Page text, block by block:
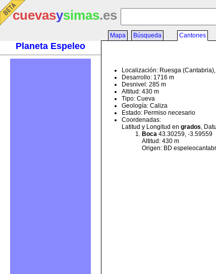
cuevasysimas.es
Planeta Espeleo
Mapa Búsqueda Cantones
Localización: Ruesga
Desarrollo: 1716 m
Desnivel: 285 m
Altitud: 430 m
Tipo: Cueva
Geología: Caliza
Estado: Permiso necesario
Coordenadas:
Latitud y Longitud en grados,
Boca 43.30259, -3.59559
Altitud: 430 m
Origen: BD